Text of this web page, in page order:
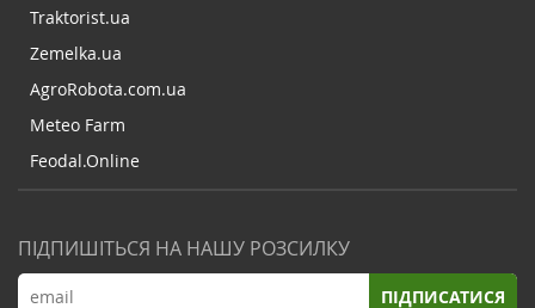
Traktorist.ua
Zemelka.ua
AgroRobota.com.ua
Meteo Farm
Feodal.Online
ПІДПИШІТЬСЯ НА НАШУ РОЗСИЛКУ
ПІДПИСАТИСЯ